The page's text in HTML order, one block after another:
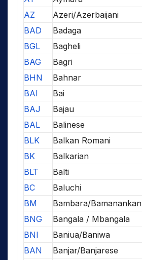
AZ
Azeri/Azerbaijani
BAD
Badaga
BGL
Bagheli
BAG
Bagri
BHN
Bahnar
BAI
Bai
BAJ
Bajau
BAL
Balinese
BLK
Balkan Romani
BK
Balkarian
BLT
Balti
BC
Baluchi
BM
Bambara/Bamanankan
BNG
Bangala / Mbangala
BNI
Baniua/Baniwa
BAN
Banjar/Banjarese